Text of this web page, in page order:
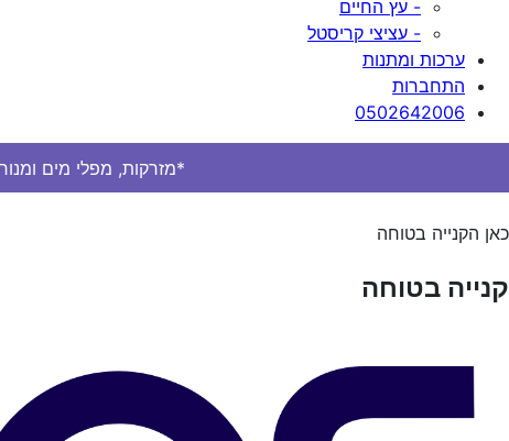
- עץ החיים
- עציצי קריסטל
ערכות ומתנות
התחברות
0502642006
*מזרקות, מפלי מים
כאן הקנייה בטוחה
קנייה בטוחה